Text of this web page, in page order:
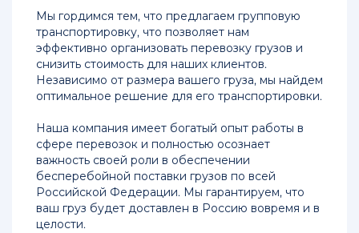
грузов
морем
из
Китая
Доставка
грузов
Лучшие
предложения
keyboard_arrow_down
Контакты
Мы гордимся тем, что предлагаем групповую
транспортировку, что позволяет нам
эффективно организовать перевозку грузов и
снизить стоимость для наших клиентов.
Независимо от размера вашего груза, мы найдем
оптимальное решение для его транспортировки.
Наша компания имеет богатый опыт работы в
сфере перевозок и полностью осознает
важность своей роли в обеспечении
бесперебойной поставки грузов по всей
Российской Федерации. Мы гарантируем, что
ваш груз будет доставлен в Россию вовремя и в
целости.